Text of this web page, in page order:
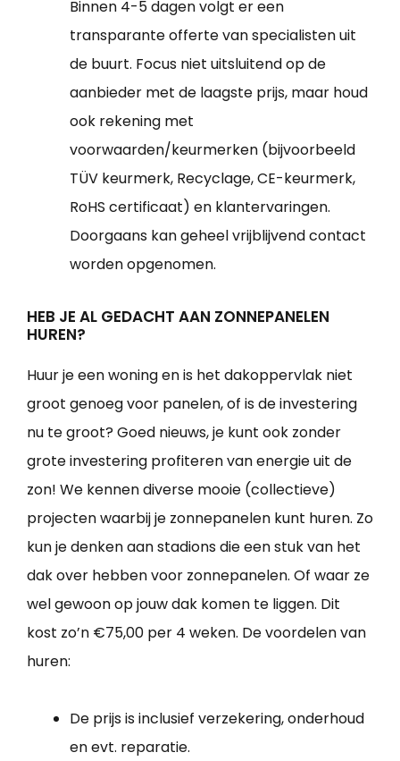
Binnen 4-5 dagen volgt er een
transparante offerte van specialisten uit
de buurt. Focus niet uitsluitend op de
aanbieder met de laagste prijs, maar houd
ook rekening met
voorwaarden/keurmerken (bijvoorbeeld
TÜV keurmerk, Recyclage, CE-keurmerk,
RoHS certificaat) en klantervaringen.
Doorgaans kan geheel vrijblijvend contact
worden opgenomen.
HEB JE AL GEDACHT AAN ZONNEPANELEN
HUREN?
Huur je een woning en is het dakoppervlak niet
groot genoeg voor panelen, of is de investering
nu te groot? Goed nieuws, je kunt ook zonder
grote investering profiteren van energie uit de
zon! We kennen diverse mooie (collectieve)
projecten waarbij je zonnepanelen kunt huren. Zo
kun je denken aan stadions die een stuk van het
dak over hebben voor zonnepanelen. Of waar ze
wel gewoon op jouw dak komen te liggen. Dit
kost zo’n €75,00 per 4 weken. De voordelen van
huren:
De prijs is inclusief verzekering, onderhoud
en evt. reparatie.